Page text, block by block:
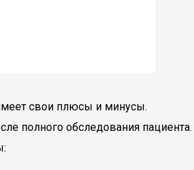
свои плюсы и минусы.
полного обследования пациента.